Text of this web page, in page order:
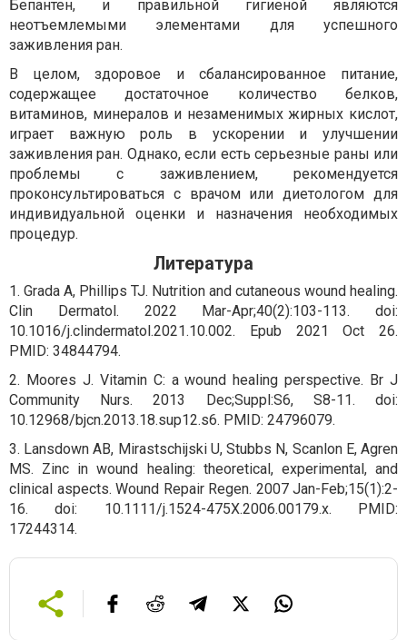
Бепантен, и правильной гигиеной являются
неотъемлемыми элементами для успешного
заживления ран.
В целом, здоровое и сбалансированное питание,
содержащее достаточное количество белков,
витаминов, минералов и незаменимых жирных кислот,
играет важную роль в ускорении и улучшении
заживления ран. Однако, если есть серьезные раны или
проблемы с заживлением, рекомендуется
проконсультироваться с врачом или диетологом для
индивидуальной оценки и назначения необходимых
процедур.
Литература
1. Grada A, Phillips TJ. Nutrition and cutaneous wound healing.
Clin Dermatol. 2022 Mar-Apr;40(2):103-113. doi:
10.1016/j.clindermatol.2021.10.002. Epub 2021 Oct 26.
PMID: 34844794.
2. Moores J. Vitamin C: a wound healing perspective. Br J
Community Nurs. 2013 Dec;Suppl:S6, S8-11. doi:
10.12968/bjcn.2013.18.sup12.s6. PMID: 24796079.
3. Lansdown AB, Mirastschijski U, Stubbs N, Scanlon E, Agren
MS. Zinc in wound healing: theoretical, experimental, and
clinical aspects. Wound Repair Regen. 2007 Jan-Feb;15(1):2-
16. doi: 10.1111/j.1524-475X.2006.00179.x. PMID:
17244314.